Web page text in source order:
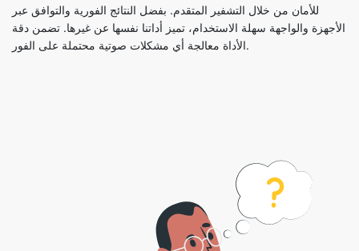
للأمان من خلال التشفير المتقدم. بفضل النتائج الفورية والتوافق عبر
الأجهزة والواجهة سهلة الاستخدام، تميز أداتنا نفسها عن غيرها. تضمن دقة
الأداة معالجة أي مشكلات صوتية محتملة على الفور.